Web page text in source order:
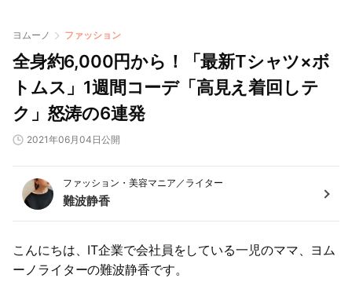
ヨムーノ ファッション
全身約6,000円から！「最新Tシャツ×ボ
トムス」1週間コーデ「高見え着回しテ
ク」怒涛の6連発
2021年06月04日公開
ファッション・美容マニア／ライター
難波静香
こんにちは、IT企業で会社員をしている一児のママ、ヨム
ーノライターの難波静香です。